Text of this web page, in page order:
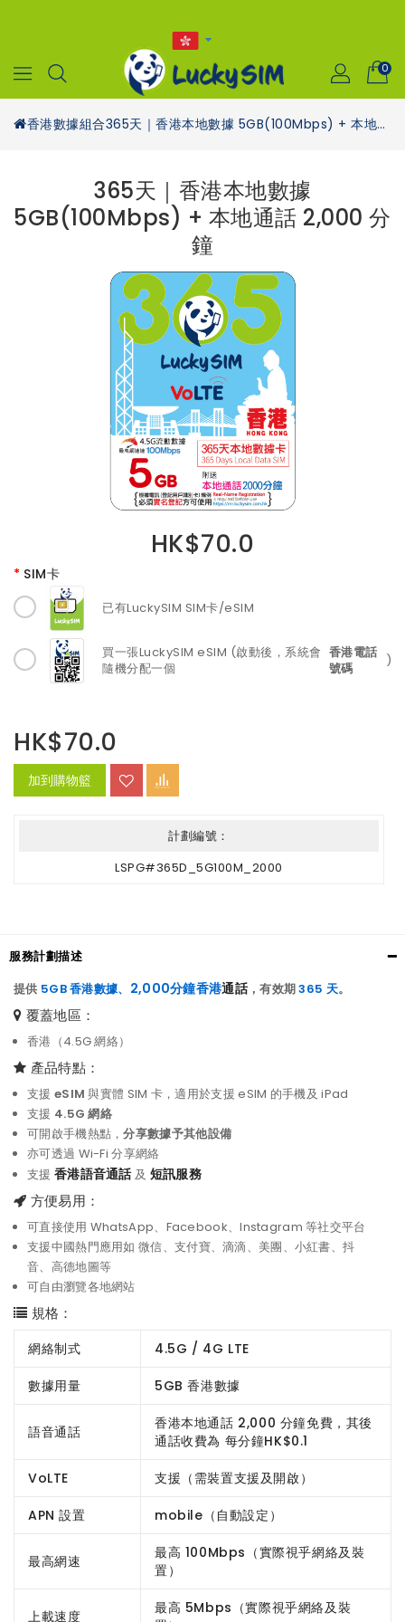
0
香港數據組合 365天｜香港本地數據 5GB(100Mbps) + 本地通話 2,000 分鐘
365天｜香港本地數據
5GB(100Mbps) + 本地通話 2,000 分
鐘
HK$70.0
SIM卡
已有LuckySIM SIM卡/eSIM
買一張LuckySIM eSIM (啟動後，系統會
隨機分配一個
香港電話
號碼
)
HK$70.0
加到購物籃
計劃編號：
LSPG#365D_5G100M_2000
服務計劃描述
提供 5GB香港數據、 2,000分鐘香港通話，有效期365 天。
覆蓋地區：
香港（4.5G 網絡）
產品特點：
支援 eSIM 與實體 SIM 卡，適用於支援 eSIM 的手機及 iPad
支援 4.5G 網絡
可開啟手機熱點，分享數據予其他設備
亦可透過 Wi-Fi 分享網絡
支援 香港語音通話及 短訊服務
方便易用：
可直接使用 WhatsApp、Facebook、Instagram 等社交平台
支援中國熱門應用如 微信、支付寶、滴滴、美團、小紅書、抖
音、高德地圖等
可自由瀏覽各地網站
規格：
網絡制式 4.5G / 4G LTE
數據用量 5GB 香港數據
語音通話
香港本地通話 2,000 分鐘免費，其後
通話收費為 每分鐘HK$0.1
VoLTE 支援（需裝置支援及開啟）
APN 設置 mobile（自動設定）
最高網速
最高 100Mbps（實際視乎網絡及裝
置）
上載速度
最高 5Mbps（實際視乎網絡及裝